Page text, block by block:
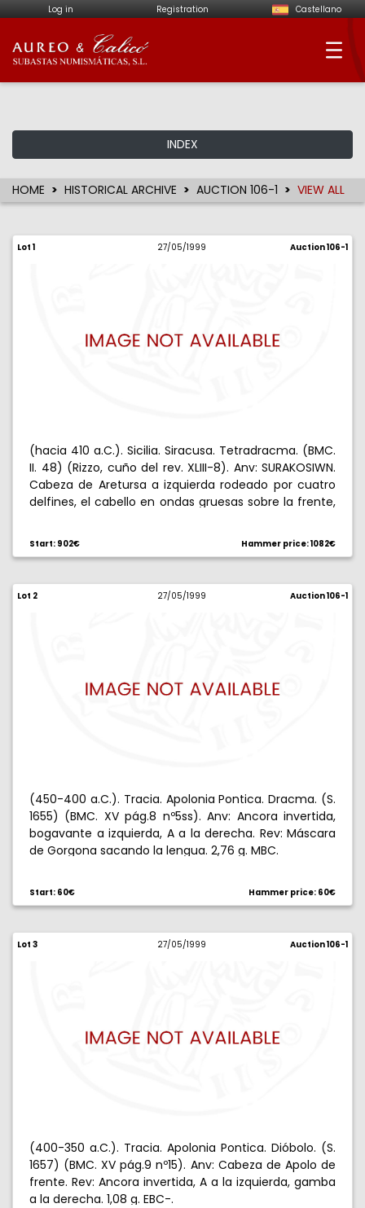
Log in Registration Castellano
Aureo & Calicó -
INDEX
HOME HISTORICAL ARCHIVE AUCTION 106-1 VIEW ALL
Lot 1 27/05/1999 Auction 106-1
(hacia 410 a.C.). Sicilia. Siracusa. Tetradracma. (BMC.
II. 48) (Rizzo, cuño del rev. XLIII-8). Anv: SURAKOSIWN.
Cabeza de Aretursa a izquierda rodeado por cuatro
delfines, el cabello en ondas gruesas sobre la frente,
auriga barbado sosteniendo vara y riendas, encima,
la Victoria volando a izquierda con láurea y tableta
uno hacia el otro. 17,31 g. MBC.
Start: 902€ Hammer price: 1082€
Lot 2 27/05/1999 Auction 106-1
(450-400 a.C.). Tracia. Apolonia Pontica. Dracma. (S.
1655) (BMC. XV pág.8 nº5ss). Anv: Ancora invertida,
bogavante a izquierda, A a la derecha. Rev: Máscara
de Gorgona sacando la lengua. 2,76 g. MBC.
Start: 60€ Hammer price: 60€
Lot 3 27/05/1999 Auction 106-1
(400-350 a.C.). Tracia. Apolonia Pontica. Dióbolo. (S.
1657) (BMC. XV pág.9 nº15). Anv: Cabeza de Apolo de
frente. Rev: Ancora invertida, A a la izquierda, gamba
a la derecha. 1,08 g. EBC-.